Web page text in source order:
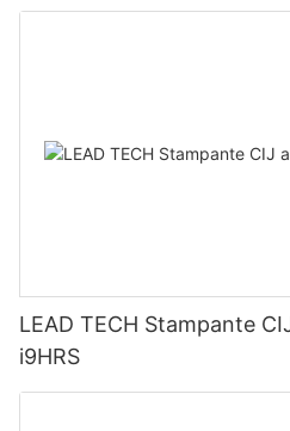
LEAD TECH Stampante
i9HRS